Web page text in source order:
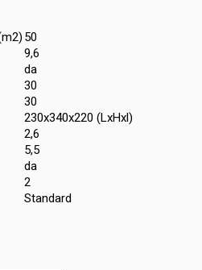
50
9,6
da
30
30
230x340x220 (LxHxl)
2,6
5,5
da
2
Standard